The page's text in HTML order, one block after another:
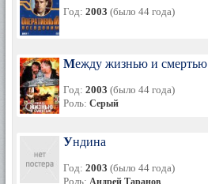
Год: 2003 (было 44 года)
Между жизнью и смертью
Год: 2003 (было 44 года)
Роль: Серый
Ундина
Год: 2003 (было 44 года)
Роль: Андрей Таранов